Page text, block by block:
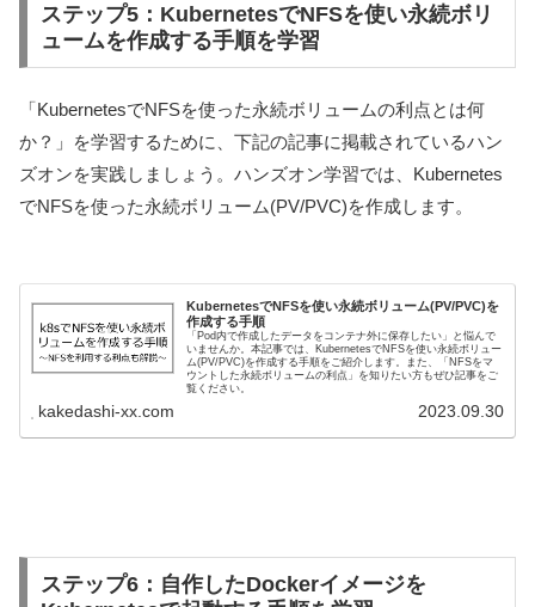
ステップ5：KubernetesでNFSを使い永続ボリ
ュームを作成する手順を学習
「KubernetesでNFSを使った永続ボリュームの利点とは何
か？」を学習するために、下記の記事に掲載されているハン
ズオンを実践しましょう。ハンズオン学習では、Kubernetes
でNFSを使った永続ボリューム(PV/PVC)を作成します。
KubernetesでNFSを使い永続ボリューム(PV/PVC)を
作成する手順
「Pod内で作成したデータをコンテナ外に保存したい」と悩んで
いませんか。本記事では、KubernetesでNFSを使い永続ボリュー
ム(PV/PVC)を作成する手順をご紹介します。また、「NFSをマ
ウントした永続ボリュームの利点」を知りたい方もぜひ記事をご
覧ください。
kakedashi-xx.com 2023.09.30
ステップ6：自作したDockerイメージを